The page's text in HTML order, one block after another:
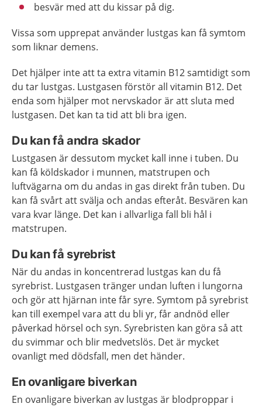
besvär med att du kissar på dig.
Vissa som upprepat använder lustgas kan få symtom
som liknar demens.
Det hjälper inte att ta extra vitamin B12 samtidigt som
du tar lustgas. Lustgasen förstör all vitamin B12. Det
enda som hjälper mot nervskador är att sluta med
lustgasen. Det kan ta tid att bli bra igen.
Du kan få andra skador
Lustgasen är dessutom mycket kall inne i tuben. Du
kan få köldskador i munnen, matstrupen och
luftvägarna om du andas in gas direkt från tuben. Du
kan få svårt att svälja och andas efteråt. Besvären kan
vara kvar länge. Det kan i allvarliga fall bli hål i
matstrupen.
Du kan få syrebrist
När du andas in koncentrerad lustgas kan du få
syrebrist. Lustgasen tränger undan luften i lungorna
och gör att hjärnan inte får syre. Symtom på syrebrist
kan till exempel vara att du bli yr, får andnöd eller
påverkad hörsel och syn. Syrebristen kan göra så att
du svimmar och blir medvetslös. Det är mycket
ovanligt med dödsfall, men det händer.
En ovanligare biverkan
En ovanligare biverkan av lustgas är blodproppar i